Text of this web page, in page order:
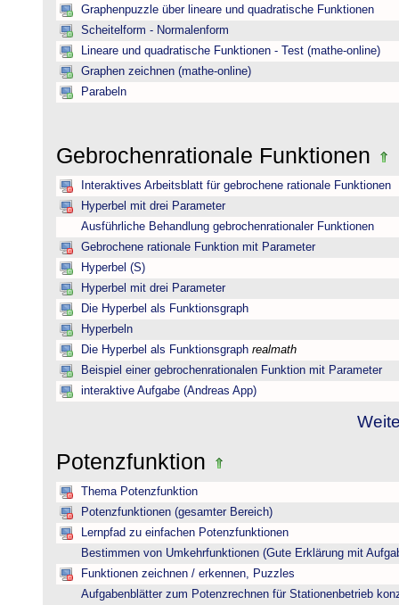
Graphenpuzzle über lineare und quadratische Funktionen
Scheitelform - Normalenform
Lineare und quadratische Funktionen - Test (mathe-online)
Graphen zeichnen (mathe-online)
Parabeln
Gebrochenrationale Funktionen
Interaktives Arbeitsblatt für gebrochene rationale Funktionen
Hyperbel mit drei Parameter
Ausführliche Behandlung gebrochenrationaler Funktionen
Gebrochene rationale Funktion mit Parameter
Hyperbel (S)
Hyperbel mit drei Parameter
Die Hyperbel als Funktionsgraph
Hyperbeln
Die Hyperbel als Funktionsgraph realmath
Beispiel einer gebrochenrationalen Funktion mit Parameter
interaktive Aufgabe (Andreas App)
Potenzfunktion
Thema Potenzfunktion
Potenzfunktionen (gesamter Bereich)
Lernpfad zu einfachen Potenzfunktionen
Bestimmen von Umkehrfunktionen (Gute Erklärung mit
Funktionen zeichnen / erkennen, Puzzles
Aufgabenblätter zum Potenzrechnen für Stationenbetrieb